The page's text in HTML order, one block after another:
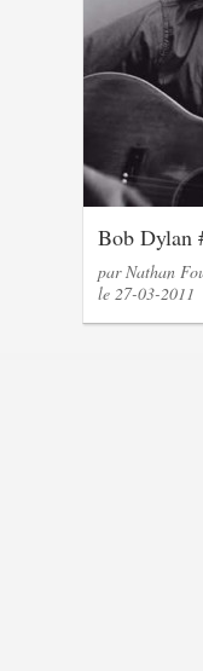
Bob Dylan
par Nathan
le 27-03-2011